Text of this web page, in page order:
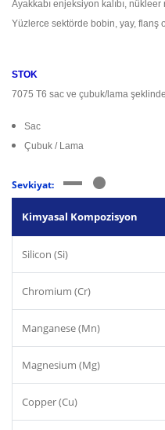
Ayakkabı enjeksiyon kalıbı, nükleer
Yüzlerce sektörde bobin, yay, flanş
STOK
7075 T6 sac ve çubuk/lama
Sac
Çubuk / Lama
Sevkiyat:
Kimyasal Kompozisyon
Silicon (Si)
Chromium (Cr)
Manganese (Mn)
Magnesium (Mg)
Copper (Cu)